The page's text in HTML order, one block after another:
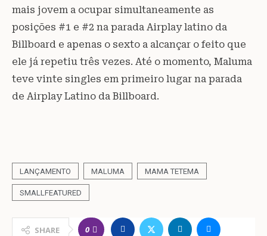
mais jovem a ocupar simultaneamente as
posições #1 e #2 na parada Airplay latino da
Billboard e apenas o sexto a alcançar o feito que
ele já repetiu três vezes. Até o momento, Maluma
teve vinte singles em primeiro lugar na parada
de Airplay Latino da Billboard.
LANÇAMENTO MALUMA MAMA TETEMA
SMALLFEATURED
SHARE 0